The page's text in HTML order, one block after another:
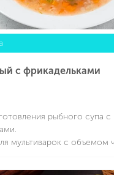
с фрикадельками
рыбного супа с
мультиварок с объемом
Подробнее